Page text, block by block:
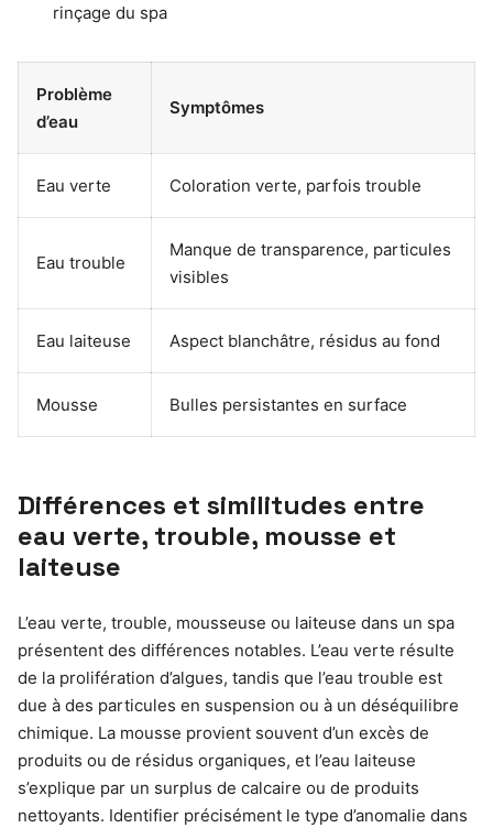
rinçage du spa
Problème
d’eau
Symptômes
Eau verte Coloration verte, parfois trouble
Eau trouble
Manque de transparence, particules
visibles
Eau laiteuse Aspect blanchâtre, résidus au fond
Mousse Bulles persistantes en surface
Différences et similitudes entre
eau verte, trouble, mousse et
laiteuse
L’eau verte, trouble, mousseuse ou laiteuse dans un spa
présentent des différences notables. L’eau verte résulte
de la prolifération d’algues, tandis que l’eau trouble est
due à des particules en suspension ou à un déséquilibre
chimique. La mousse provient souvent d’un excès de
produits ou de résidus organiques, et l’eau laiteuse
s’explique par un surplus de calcaire ou de produits
nettoyants. Identifier précisément le type d’anomalie dans